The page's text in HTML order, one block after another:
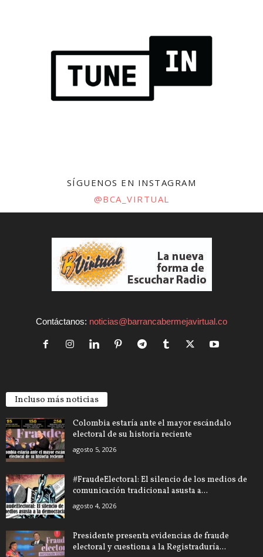
SÍGUENOS EN INSTAGRAM
@BCA_VIRTUAL
Contáctanos: noticias@barrancabermejavirtual.co
Incluso más noticias
Colombia estaría ante el mayor escándalo
electoral de su historia reciente
agosto 5, 2026
#FraudeElectoral: El silencio de los medios de
comunicación tradicional asusta a...
agosto 4, 2026
Presidente presenta evidencias de fraude
electoral y cuestiona a la Registraduría...